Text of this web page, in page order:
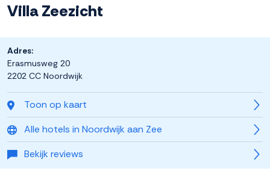
Villa Zeezicht
Toon op kaart
Alle hotels in Noordwijk aan Zee
Bekijk reviews
Adres:
Erasmusweg 20
2202 CC Noordwijk